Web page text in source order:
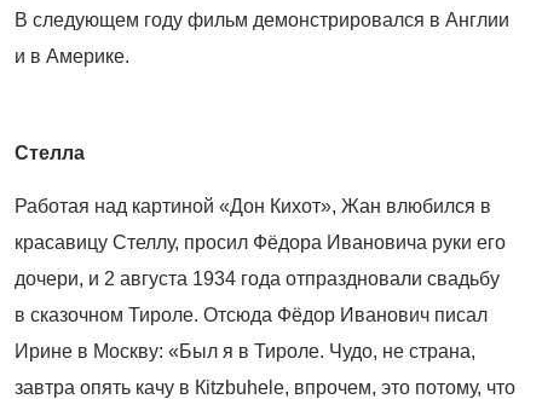
В следующем году фильм демонстрировался в Англии
и в Америке.
Стелла
Работая над картиной «Дон Кихот», Жан влюбился в
красавицу Стеллу, просил Фёдора Ивановича руки его
дочери, и 2 августа 1934 года отпраздновали свадьбу
в сказочном Тироле. Отсюда Фёдор Иванович писал
Ирине в Москву: «Был я в Тироле. Чудо, не страна,
завтра опять качу в Кitzbuhelе, впрочем, это потому, что